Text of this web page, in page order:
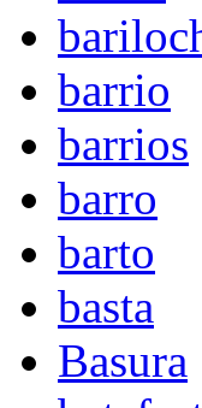
barrio
barrios
barro
barto
basta
Basura